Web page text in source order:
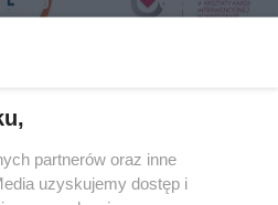
nie może być powielany i
w jakikolwiek sposób
mechaniczny) na jakimkolwiek polu
partnerów oraz inne
uzyskujemy dostęp i